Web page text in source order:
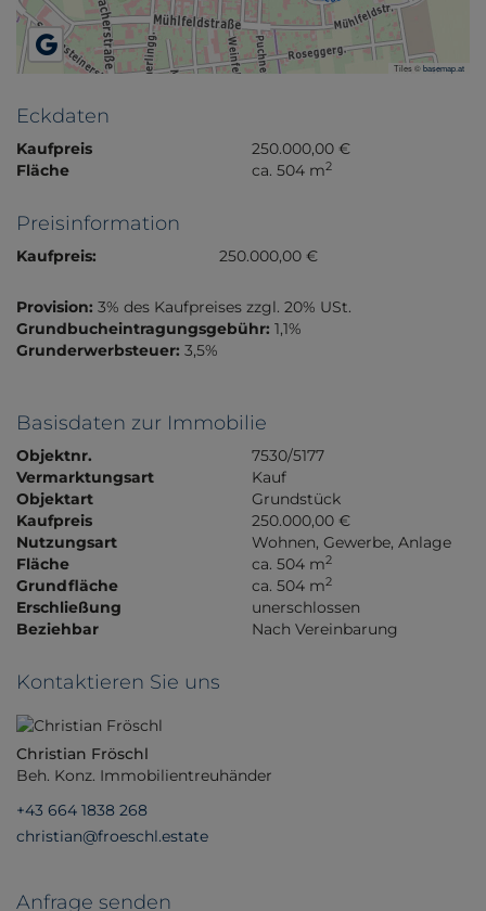
Tiles ©basemap.at
Eckdaten
Kaufpreis
250.000,00 €
Fläche
ca. 504 m2
Preisinformation
Kaufpreis: 250.000,00 €
Provision: 3% des Kaufpreises zzgl. 20% USt.
Grundbucheintragungsgebühr: 1,1%
Grunderwerbsteuer: 3,5%
Basisdaten zur Immobilie
Objektnr.
7530/5177
Vermarktungsart
Kauf
Objektart
Grundstück
Kaufpreis
250.000,00 €
Nutzungsart
Wohnen Gewerbe Anlage
Fläche
ca. 504 m2
Grundfläche ca. 504 m2
Erschließung
unerschlossen
Beziehbar
Nach Vereinbarung
Kontaktieren Sie uns
Christian Fröschl
Beh. Konz. Immobilientreuhänder
+43 664 1838 268
christian@froeschl.estate
Anfrage senden